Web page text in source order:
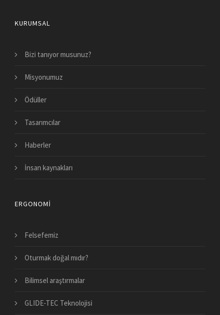
KURUMSAL
Bizi tanıyor musunuz?
Misyonumuz
Ödüller
Tasarımcılar
Haberler
İnsan kaynakları
ERGONOMI
Felsefemiz
Oturmak doğal mıdır?
Bilimsel araştırmalar
GLIDE-TEC Teknolojisi